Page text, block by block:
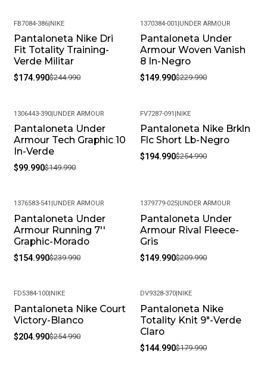
-29%
FB7084-386|NIKE
Pantaloneta Nike Dri
Fit Totality Training-
Verde Militar
$174.990$244.990
-35%
1370384-001 |UNDER ARMOUR
Pantaloneta Under
Armour Woven Vanish
8 In-Negro
$149.990$229.990
-33%
1306443-390|UNDER ARMOUR
Pantaloneta Under
Armour Tech Graphic 10
In-Verde
$99.990$149.990
-24%
FV7287-091 |NIKE
Pantaloneta Nike Brkln
Flc Short Lb-Negro
$194.990$254.990
-35%
1376583-541 UNDER ARMOUR
Pantaloneta Under
Armour Running 7''
Graphic-Morado
$154.990$239.990
-29%
1379779-025 UNDER ARMOUR
Pantaloneta Under
Armour Rival Fleece-
Gris
$149.990$209.990
-20%
FD5384-100| NIKE
Pantaloneta Nike Court
Victory-Blanco
$204.990$254.990
-19%
DV9328-370 NIKE
Pantaloneta Nike
Totality Knit 9"-Verde
Claro
$144.990$179.990